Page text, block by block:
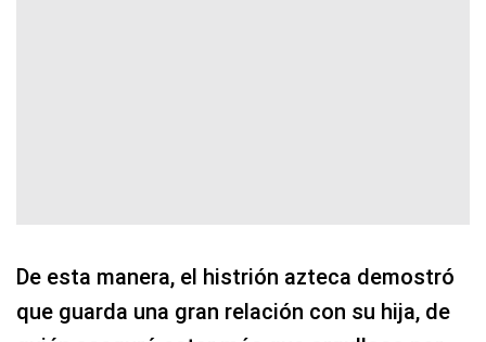
De esta manera, el histrión azteca demostró
que guarda una gran relación con su hija, de